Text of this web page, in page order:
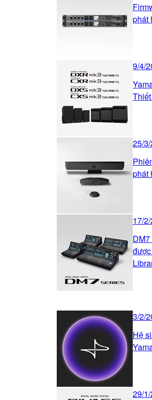
phát
9/4/
25/
phát
17/
3/2/
Hệ
29/